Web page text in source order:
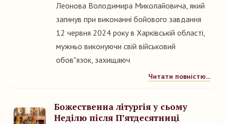
Леонова Володимира Миколайовича, який
загинув при виконанні бойового завдання
12 червня 2024 року в Харківській області,
мужньо виконуючи свій військовий
обов"язок, захищаюч
Читати повністю...
Божественна літургія у сьому
Неділю після П’ятдесятниці